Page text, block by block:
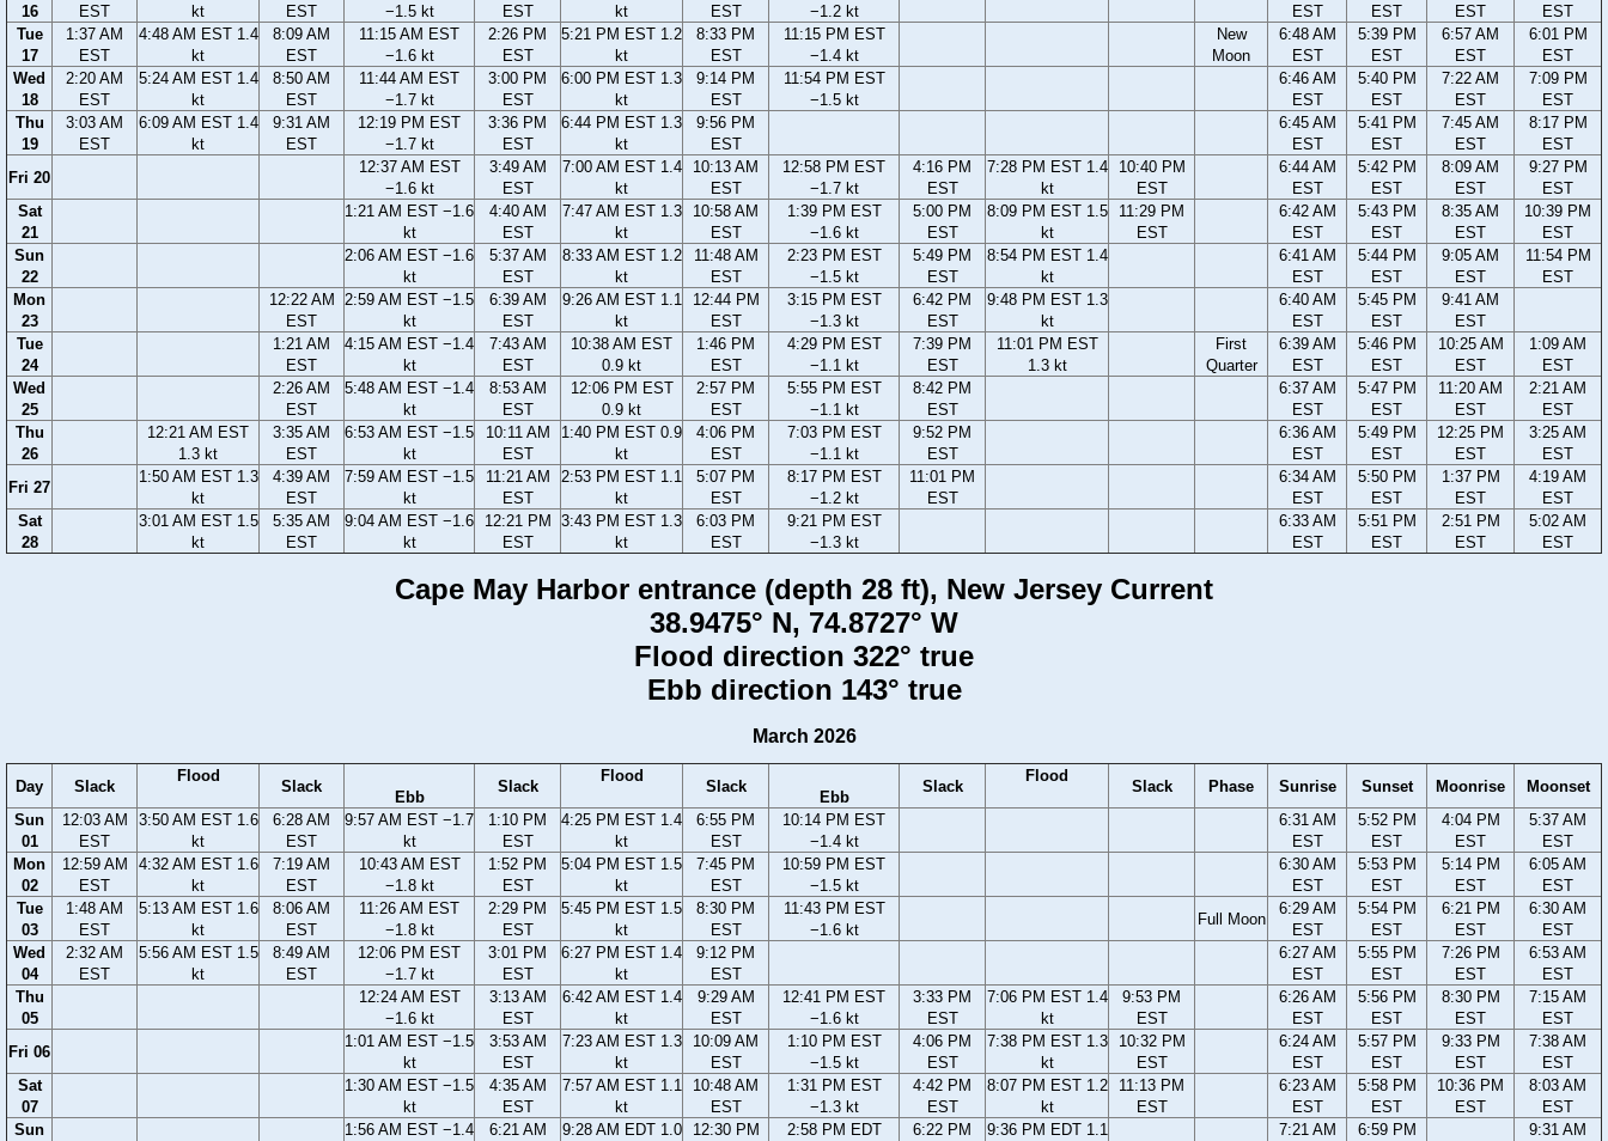
16
EST
kt
EST
−1.5 kt
EST
kt
EST
−1.2 kt
EST
EST
EST
EST
Tue
17
1:37 AM
EST
4:48 AM EST 1.4
kt
8:09 AM
EST
11:15 AM EST
−1.6 kt
2:26 PM
EST
5:21 PM EST 1.2
kt
8:33 PM
EST
11:15 PM EST
−1.4 kt
New
Moon
6:48 AM
EST
5:39 PM
EST
6:57 AM
EST
6:01 PM
EST
Wed
18
2:20 AM
EST
5:24 AM EST 1.4
kt
8:50 AM
EST
11:44 AM EST
−1.7 kt
3:00 PM
EST
6:00 PM EST 1.3
kt
9:14 PM
EST
11:54 PM EST
−1.5 kt
6:46 AM
EST
5:40 PM
EST
7:22 AM
EST
7:09 PM
EST
Thu
19
3:03 AM
EST
6:09 AM EST 1.4
kt
9:31 AM
EST
12:19 PM EST
−1.7 kt
3:36 PM
EST
6:44 PM EST 1.3
kt
9:56 PM
EST
6:45 AM
EST
5:41 PM
EST
7:45 AM
EST
8:17 PM
EST
Fri 20
12:37 AM EST
−1.6 kt
3:49 AM
EST
7:00 AM EST 1.4
kt
10:13 AM
EST
12:58 PM EST
−1.7 kt
4:16 PM
EST
7:28 PM EST 1.4
kt
10:40 PM
EST
6:44 AM
EST
5:42 PM
EST
8:09 AM
EST
9:27 PM
EST
Sat
21
1:21 AM EST −1.6
kt
4:40 AM
EST
7:47 AM EST 1.3
kt
10:58 AM
EST
1:39 PM EST
−1.6 kt
5:00 PM
EST
8:09 PM EST 1.5
kt
11:29 PM
EST
6:42 AM
EST
5:43 PM
EST
8:35 AM
EST
10:39 PM
EST
Sun
22
2:06 AM EST −1.6
kt
5:37 AM
EST
8:33 AM EST 1.2
kt
11:48 AM
EST
2:23 PM EST
−1.5 kt
5:49 PM
EST
8:54 PM EST 1.4
kt
6:41 AM
EST
5:44 PM
EST
9:05 AM
EST
11:54 PM
EST
Mon
23
12:22 AM
EST
2:59 AM EST −1.5
kt
6:39 AM
EST
9:26 AM EST 1.1
kt
12:44 PM
EST
3:15 PM EST
−1.3 kt
6:42 PM
EST
9:48 PM EST 1.3
kt
6:40 AM
EST
5:45 PM
EST
9:41 AM
EST
Tue
24
1:21 AM
EST
4:15 AM EST −1.4
kt
7:43 AM
EST
10:38 AM EST
0.9 kt
1:46 PM
EST
4:29 PM EST
−1.1 kt
7:39 PM
EST
11:01 PM EST
1.3 kt
First
Quarter
6:39 AM
EST
5:46 PM
EST
10:25 AM
EST
1:09 AM
EST
Wed
25
2:26 AM
EST
5:48 AM EST −1.4
kt
8:53 AM
EST
12:06 PM EST
0.9 kt
2:57 PM
EST
5:55 PM EST
−1.1 kt
8:42 PM
EST
6:37 AM
EST
5:47 PM
EST
11:20 AM
EST
2:21 AM
EST
Thu
26
12:21 AM EST
1.3 kt
3:35 AM
EST
6:53 AM EST −1.5
kt
10:11 AM
EST
1:40 PM EST 0.9
kt
4:06 PM
EST
7:03 PM EST
−1.1 kt
9:52 PM
EST
6:36 AM
EST
5:49 PM
EST
12:25 PM
EST
3:25 AM
EST
Fri 27
1:50 AM EST 1.3
kt
4:39 AM
EST
7:59 AM EST −1.5
kt
11:21 AM
EST
2:53 PM EST 1.1
kt
5:07 PM
EST
8:17 PM EST
−1.2 kt
11:01 PM
EST
6:34 AM
EST
5:50 PM
EST
1:37 PM
EST
4:19 AM
EST
Sat
28
3:01 AM EST 1.5
kt
5:35 AM
EST
9:04 AM EST −1.6
kt
12:21 PM
EST
3:43 PM EST 1.3
kt
6:03 PM
EST
9:21 PM EST
−1.3 kt
6:33 AM
EST
5:51 PM
EST
2:51 PM
EST
5:02 AM
EST
Cape May Harbor entrance (depth 28 ft), New Jersey Current
38.9475° N, 74.8727° W
Flood direction 322° true
Ebb direction 143° true
March 2026
Day Slack
Flood
Slack
Ebb
Slack
Flood
Slack
Ebb
Slack
Flood
Slack Phase Sunrise Sunset Moonrise
Moonset
Sun
01
12:03 AM
EST
3:50 AM EST 1.6
kt
6:28 AM
EST
9:57 AM EST −1.7
kt
1:10 PM
EST
4:25 PM EST 1.4
kt
6:55 PM
EST
10:14 PM EST
−1.4 kt
6:31 AM
EST
5:52 PM
EST
4:04 PM
EST
5:37 AM
EST
Mon
02
12:59 AM
EST
4:32 AM EST 1.6
kt
7:19 AM
EST
10:43 AM EST
−1.8 kt
1:52 PM
EST
5:04 PM EST 1.5
kt
7:45 PM
EST
10:59 PM EST
−1.5 kt
6:30 AM
EST
5:53 PM
EST
5:14 PM
EST
6:05 AM
EST
Tue
03
1:48 AM
EST
5:13 AM EST 1.6
kt
8:06 AM
EST
11:26 AM EST
−1.8 kt
2:29 PM
EST
5:45 PM EST 1.5
kt
8:30 PM
EST
11:43 PM EST
−1.6 kt
Full Moon
6:29 AM
EST
5:54 PM
EST
6:21 PM
EST
6:30 AM
EST
Wed
04
2:32 AM
EST
5:56 AM EST 1.5
kt
8:49 AM
EST
12:06 PM EST
−1.7 kt
3:01 PM
EST
6:27 PM EST 1.4
kt
9:12 PM
EST
6:27 AM
EST
5:55 PM
EST
7:26 PM
EST
6:53 AM
EST
Thu
05
12:24 AM EST
−1.6 kt
3:13 AM
EST
6:42 AM EST 1.4
kt
9:29 AM
EST
12:41 PM EST
−1.6 kt
3:33 PM
EST
7:06 PM EST 1.4
kt
9:53 PM
EST
6:26 AM
EST
5:56 PM
EST
8:30 PM
EST
7:15 AM
EST
Fri 06
1:01 AM EST −1.5
kt
3:53 AM
EST
7:23 AM EST 1.3
kt
10:09 AM
EST
1:10 PM EST
−1.5 kt
4:06 PM
EST
7:38 PM EST 1.3
kt
10:32 PM
EST
6:24 AM
EST
5:57 PM
EST
9:33 PM
EST
7:38 AM
EST
Sat
07
1:30 AM EST −1.5
kt
4:35 AM
EST
7:57 AM EST 1.1
kt
10:48 AM
EST
1:31 PM EST
−1.3 kt
4:42 PM
EST
8:07 PM EST 1.2
kt
11:13 PM
EST
6:23 AM
EST
5:58 PM
EST
10:36 PM
EST
8:03 AM
EST
Sun
1:56 AM EST −1.4
6:21 AM
9:28 AM EDT 1.0
12:30 PM
2:58 PM EDT
6:22 PM
9:36 PM EDT 1.1
7:21 AM
6:59 PM
9:31 AM